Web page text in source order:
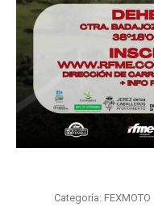
Categoría: FEXMOTO